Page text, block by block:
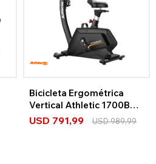
Bicicleta Ergométrica
Vertical Athletic 1700BVP
Bluetooth
USD 791,99 USD989,99